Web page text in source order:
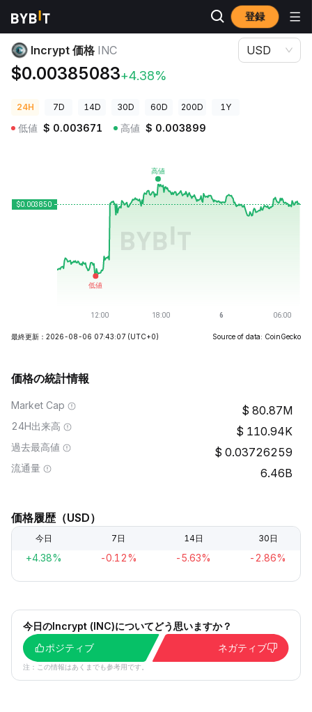
登録
暗号資産価格
Incrypt 価格 INC
$0.00385083+4.38%
USD
24H 7D 14D 30D 60D 200D 1Y
低値 $ 0.003671 高値 $ 0.003899
最終更新：2026-08-06 07:43:07 (UTC+0) Source of data: CoinGecko
価格の統計情報
Market Cap 80.87M
24H出来高 110.94K
過去最高値 0.03726259
流通量 6.46B
価格履歴（USD）
今日 7日 14日 30日
+4.38% -0.12% -5.63% -2.86%
今日のIncrypt (INC)についてどう思いますか？
ポジティブ
ネガティブ
注：この情報はあくまでも参考用です。